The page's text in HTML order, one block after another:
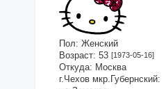
Пол: Женский
Возраст: 53 [1973-05-16]
Откуда: Москва
г.Чехов мкр.Губернский: